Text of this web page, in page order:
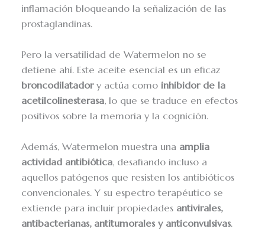
inflamación bloqueando la señalización de las
prostaglandinas.
Pero la versatilidad de Watermelon no se
detiene ahí. Este aceite esencial es un eficaz
broncodilatadory actúa como inhibidor de la
acetilcolinesterasa, lo que se traduce en efectos
positivos sobre la memoria y la cognición.
Además, Watermelon muestra una amplia
actividad antibiótica, desafiando incluso a
aquellos patógenos que resisten los antibióticos
convencionales. Y su espectro terapéutico se
extiende para incluir propiedades antivirales,
antibacterianas, antitumorales y anticonvulsivas.